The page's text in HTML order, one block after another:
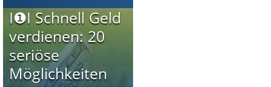
I❶I Schnell Geld
verdienen: 20
seriöse
Möglichkeiten